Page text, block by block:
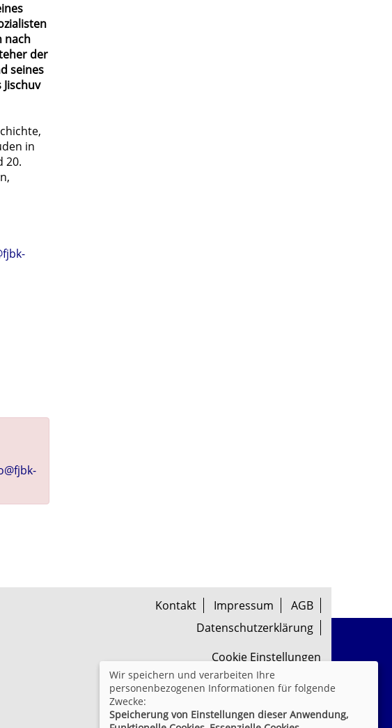
nach
der
seines
in
20.
Kontakt Impressum
AGB
Datenschutzerklärung
Cookie Einstellungen
Wir speichern und verarbeiten Ihre
personenbezogenen Informationen für folgende
Zwecke:
Speicherung von Einstellungen dieser Anwendung,